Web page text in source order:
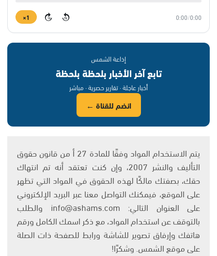
0:00
/
0:00
15
15
1×
إذاعة الشمس
تابع آخر الأخبار بلحظة بلحظة
أخبار عاجلة · تقارير حصرية · مباشر
انضم للقناة ←
يتم الاستخدام المواد وفقًا للمادة 27 أ من قانون حقوق
التأليف والنشر 2007، وإن كنت تعتقد أنه تم انتهاك
حقك، بصفتك مالكًا لهذه الحقوق في المواد التي تظهر
على الموقع، فيمكنك التواصل معنا عبر البريد الإلكتروني
على العنوان التالي: info@ashams.com والطلب
بالتوقف عن استخدام المواد، مع ذكر اسمك الكامل ورقم
هاتفك وإرفاق تصوير للشاشة ورابط للصفحة ذات الصلة
على موقع الشمس. وشكرًا!